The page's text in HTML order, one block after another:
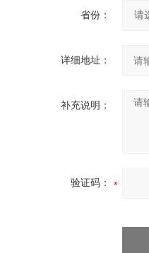
省份：
详细地址：
补充说明：
验证码：